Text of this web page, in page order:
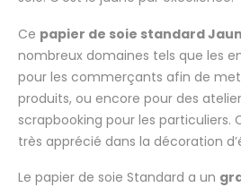
Ce papier de soie standard
nombreux domaines tels que les
pour les commerçants afin de
produits, ou encore pour des
scrapbooking pour les particuliers.
très apprécié dans la décoration
Le papier de soie Standard a un